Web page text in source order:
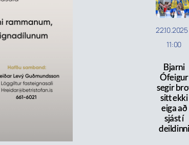
22.10.2025
11:00
Bjarni
Ófeigur
segir
sitt ekki
eiga að
sjást í
deildinni